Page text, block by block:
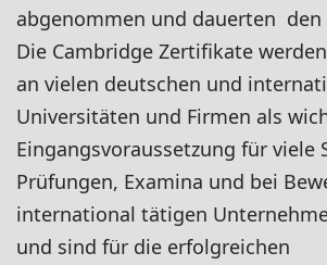
abgenommen und dauerten den
Die Cambridge Zertifikate
an vielen deutschen und
Universitäten und Firmen als
Eingangsvoraussetzung für viele
Prüfungen, Examina und bei
international tätigen
und sind für die erfolgreichen